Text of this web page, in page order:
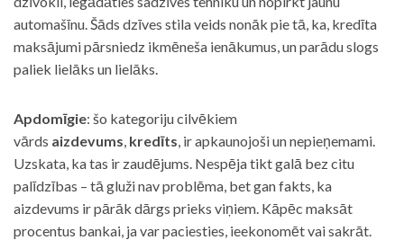
automašīnu. Šāds dzīves stila veids nonāk pie tā, ka, kredīta
maksājumi pārsniedz ikmēneša ienākumus, un parādu slogs
paliek lielāks un lielāks.
Apdomīgie: šo kategoriju cilvēkiem
vārds aizdevums, kredīts, ir apkaunojoši un nepieņemami.
Uzskata, ka tas ir zaudējums. Nespēja tikt galā bez citu
palīdzības – tā gluži nav problēma, bet gan fakts, ka
aizdevums ir pārāk dārgs prieks viņiem. Kāpēc maksāt
procentus bankai, ja var paciesties, ieekonomēt vai sakrāt.